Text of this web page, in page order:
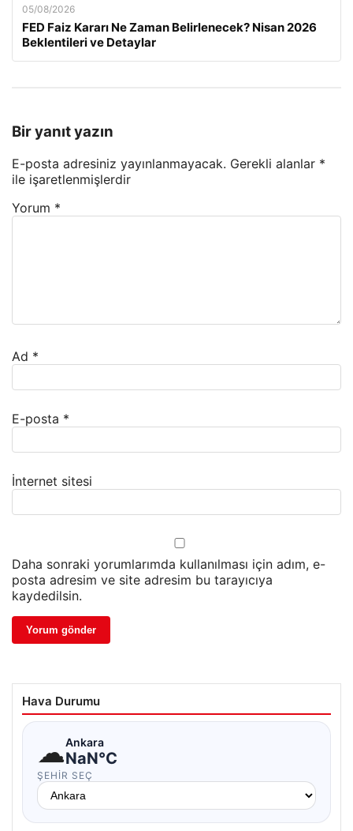
05/08/2026
FED Faiz Kararı Ne Zaman Belirlenecek? Nisan 2026
Beklentileri ve Detaylar
Bir yanıt yazın
E-posta adresiniz yayınlanmayacak. Gerekli alanlar *
ile işaretlenmişlerdir
Yorum *
Ad *
E-posta *
İnternet sitesi
Daha sonraki yorumlarımda kullanılması için adım, e-
posta adresim ve site adresim bu tarayıcıya
kaydedilsin.
Hava Durumu
☁Ankara
NaN°C
ŞEHIR SEÇ